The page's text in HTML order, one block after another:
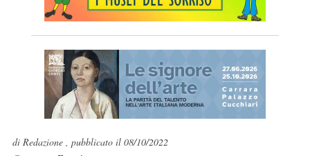
di Redazione , pubblicato il 08/10/2022